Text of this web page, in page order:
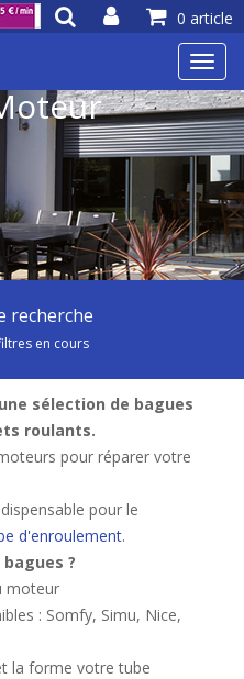
0 article
recherche
en cours
sélection de bagues
roulants.
pour réparer votre
pour le
d'enroulement.
?
moteur
: Somfy, Simu, Nice,
la forme votre tube